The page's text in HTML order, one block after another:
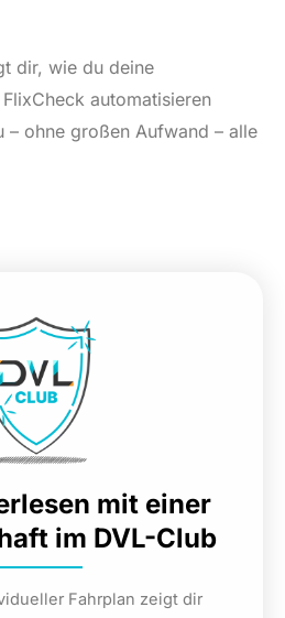
dir, wie du deine
automatisieren
– ohne großen Aufwand – alle
mit einer
im DVL-Club
Fahrplan zeigt dir